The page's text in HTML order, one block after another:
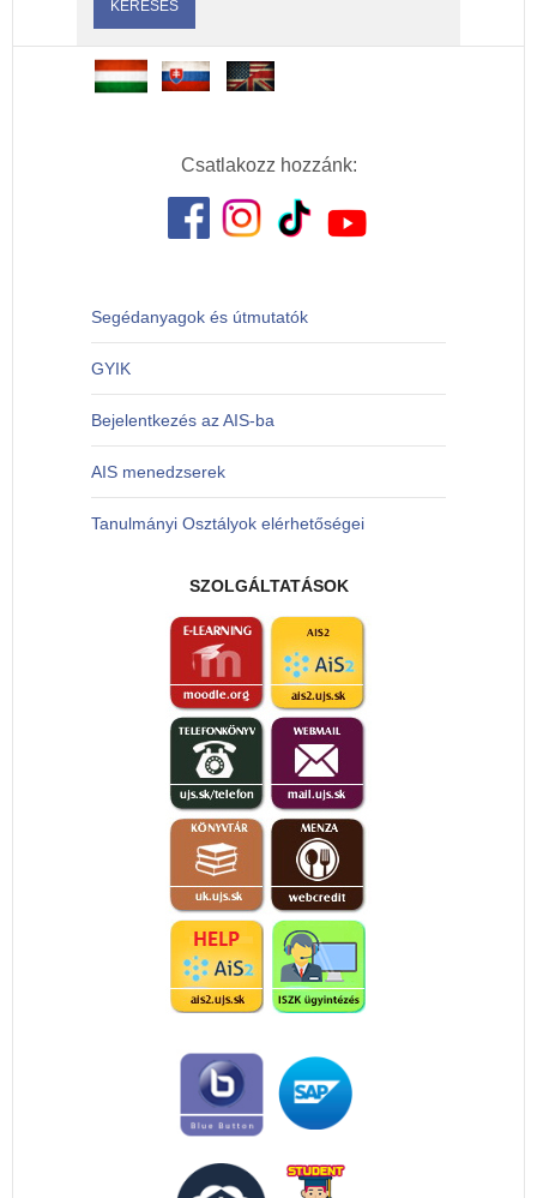
Csatlakozz hozzánk:
Segédanyagok és útmutatók
GYIK
Bejelentkezés az AIS-ba
AIS menedzserek
Tanulmányi Osztályok elérhetőségei
SZOLGÁLTATÁSOK